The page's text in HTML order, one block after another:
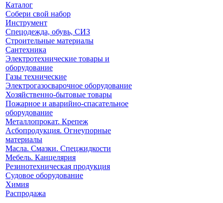
Каталог
Собери свой набор
Инструмент
Спецодежда, обувь, СИЗ
Строительные материалы
Сантехника
Электротехнические товары и
оборудование
Газы технические
Электрогазосварочное оборудование
Хозяйственно-бытовые товары
Пожарное и аварийно-спасательное
оборудование
Металлопрокат. Крепеж
Асбопродукция. Огнеупорные
материалы
Масла. Смазки. Спецжидкости
Мебель. Канцелярия
Резинотехническая продукция
Судовое оборудование
Химия
Распродажа